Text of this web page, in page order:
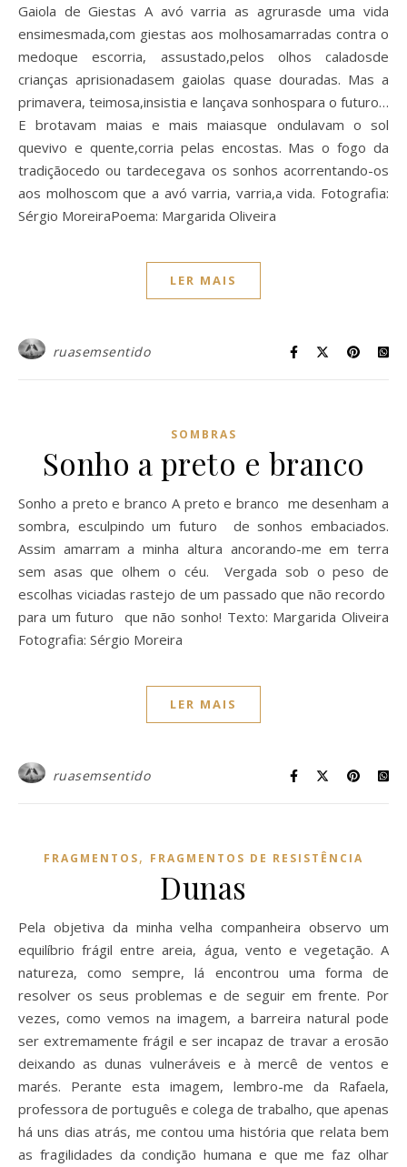
Gaiola de Giestas A avó varria as agrurasde uma vida
ensimesmada,com giestas aos molhosamarradas contra o
medoque escorria, assustado,pelos olhos caladosde
crianças aprisionadasem gaiolas quase douradas. Mas a
primavera, teimosa,insistia e lançava sonhospara o futuro…
E brotavam maias e mais maiasque ondulavam o sol
quevivo e quente,corria pelas encostas. Mas o fogo da
tradiçãocedo ou tardecegava os sonhos acorrentando-os
aos molhoscom que a avó varria, varria,a vida. Fotografia:
Sérgio MoreiraPoema: Margarida Oliveira
LER MAIS
ruasemsentido
SOMBRAS
Sonho a preto e branco
Sonho a preto e branco A preto e branco me desenham a
sombra, esculpindo um futuro de sonhos embaciados.
Assim amarram a minha altura ancorando-me em terra
sem asas que olhem o céu. Vergada sob o peso de
escolhas viciadas rastejo de um passado que não recordo
para um futuro que não sonho! Texto: Margarida Oliveira
Fotografia: Sérgio Moreira
LER MAIS
ruasemsentido
FRAGMENTOS, FRAGMENTOS DE RESISTÊNCIA
Dunas
Pela objetiva da minha velha companheira observo um
equilíbrio frágil entre areia, água, vento e vegetação. A
natureza, como sempre, lá encontrou uma forma de
resolver os seus problemas e de seguir em frente. Por
vezes, como vemos na imagem, a barreira natural pode
ser extremamente frágil e ser incapaz de travar a erosão
deixando as dunas vulneráveis e à mercê de ventos e
marés. Perante esta imagem, lembro-me da Rafaela,
professora de português e colega de trabalho, que apenas
há uns dias atrás, me contou uma história que relata bem
as fragilidades da condição humana e que me faz olhar